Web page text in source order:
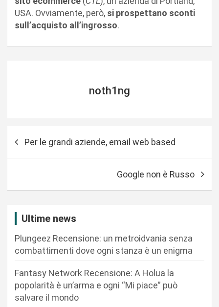
USA. Ovviamente, però, si prospettano sconti
sull’acquisto all’ingrosso.
noth1ng
Per le grandi aziende, email web based
Google non è Russo
Ultime news
Plungeez Recensione: un metroidvania senza
combattimenti dove ogni stanza è un enigma
Fantasy Network Recensione: A Holua la
popolarità è un’arma e ogni “Mi piace” può
salvare il mondo